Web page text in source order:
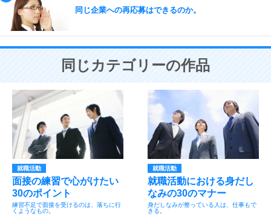
同じ企業への再応募はできるのか。
同じカテゴリーの作品
就職活動
面接の練習で心がけたい
30のポイント
練習不足で面接を受けるのは、落ちに行
くようなもの。
就職活動
就職活動における身だし
なみの30のマナー
身だしなみが整っている人は、仕事もで
きる。